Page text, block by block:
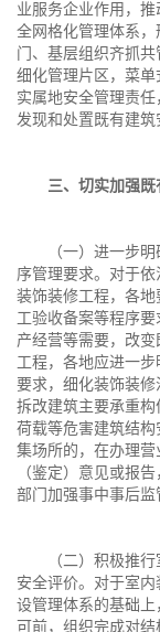
业服务企业作用，
全网格化管理体系
门、基层组织齐抓
细化管理片区，菜
实属地安全管理责
发现和处置既有建筑
三、切实加强既
（一）进一步明
序管理要求。对于依
装饰装修工程，各
工验收备案等程序
产经营等需要，改
工程，各地应进一
要求，细化装饰装
拆改建筑主要承重
荷载等危害建筑结
集场所的，在办理
（鉴定）意见或报
部门加强事中事后监
（二）积极推行
安全评价。对于室
设管理体系的基础
可前，组织完成对